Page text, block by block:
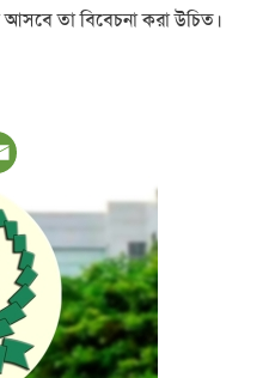
তা বিবেচনা করা উচিত।